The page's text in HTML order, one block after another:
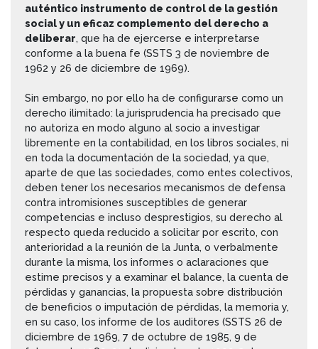
auténtico instrumento de control de la gestión
social y un eficaz complemento del derecho a
deliberar, que ha de ejercerse e interpretarse
conforme a la buena fe (SSTS 3 de noviembre de
1962 y 26 de diciembre de 1969).
Sin embargo, no por ello ha de configurarse como un
derecho ilimitado: la jurisprudencia ha precisado que
no autoriza en modo alguno al socio a investigar
libremente en la contabilidad, en los libros sociales, ni
en toda la documentación de la sociedad, ya que,
aparte de que las sociedades, como entes colectivos,
deben tener los necesarios mecanismos de defensa
contra intromisiones susceptibles de generar
competencias e incluso desprestigios, su derecho al
respecto queda reducido a solicitar por escrito, con
anterioridad a la reunión de la Junta, o verbalmente
durante la misma, los informes o aclaraciones que
estime precisos y a examinar el balance, la cuenta de
pérdidas y ganancias, la propuesta sobre distribución
de beneficios o imputación de pérdidas, la memoria y,
en su caso, los informe de los auditores (SSTS 26 de
diciembre de 1969, 7 de octubre de 1985, 9 de